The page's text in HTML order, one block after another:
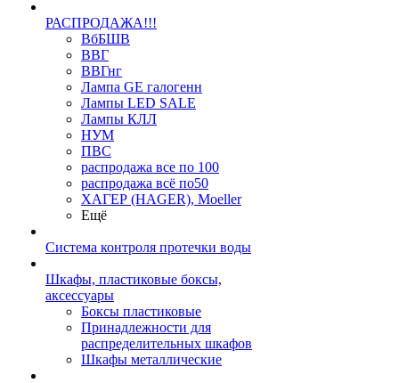
РАСПРОДАЖА!!!
ВбБШВ
ВВГ
ВВГнг
Лампа GE галогенн
Лампы LED SALE
Лампы КЛЛ
НУМ
ПВС
распродажа все по 100
распродажа всё по50
ХАГЕР (HAGER), Moeller
Ещё
Система контроля протечки воды
Шкафы, пластиковые боксы,
аксессуары
Боксы пластиковые
Принадлежности для
распределительных шкафов
Шкафы металлические